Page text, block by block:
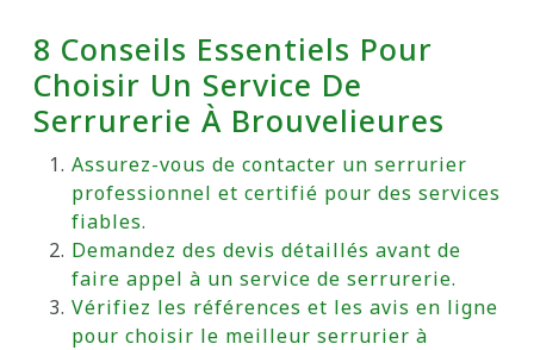
8 Conseils Essentiels Pour
Choisir Un Service De
Serrurerie À Brouvelieures
Assurez-vous de contacter un serrurier
professionnel et certifié pour des services
fiables.
Demandez des devis détaillés avant de
faire appel à un service de serrurerie.
Vérifiez les références et les avis en ligne
pour choisir le meilleur serrurier à